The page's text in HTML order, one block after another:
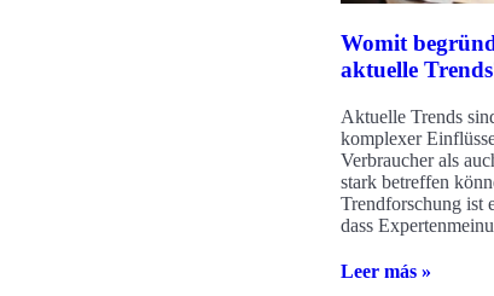
Womit
aktuelle
Aktuelle Trends
komplexer
Verbraucher als
stark betreffen
Trendforschung ist
dass
Leer más »